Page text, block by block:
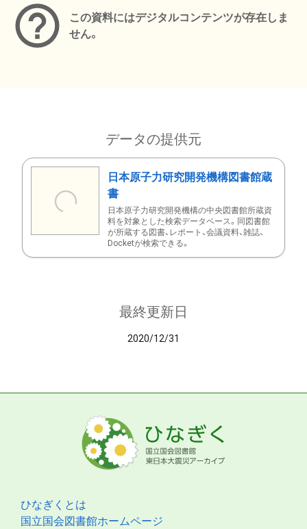
この資料にはデジタルコンテンツが存在しま
せん。
データの提供元
日本原子力研究開発機構図書館蔵
書
日本原子力研究開発機構の中央図書館所蔵資
料を対象とした検索データベース。同図書館
が所蔵する図書、レポート、会議資料、雑誌、
Docketが検索できる。
最終更新日
2020/12/31
ひなぎくとは
国立国会図書館ホームページ